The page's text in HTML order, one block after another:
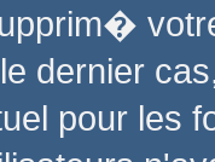
dernier
pour les